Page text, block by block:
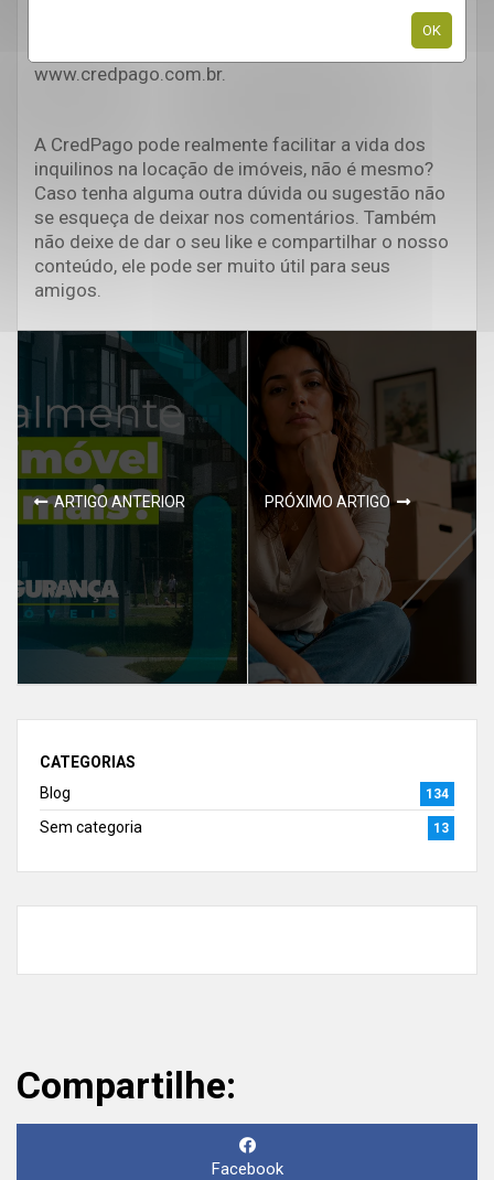
OK
www.credpago.com.br.
A CredPago pode realmente facilitar a vida dos
inquilinos na locação de imóveis, não é mesmo?
Caso tenha alguma outra dúvida ou sugestão não
se esqueça de deixar nos comentários. Também
não deixe de dar o seu like e compartilhar o nosso
conteúdo, ele pode ser muito útil para seus
amigos.
ARTIGO ANTERIOR PRÓXIMO ARTIGO
CATEGORIAS
Blog
134
Sem categoria 13
Compartilhe:
Facebook